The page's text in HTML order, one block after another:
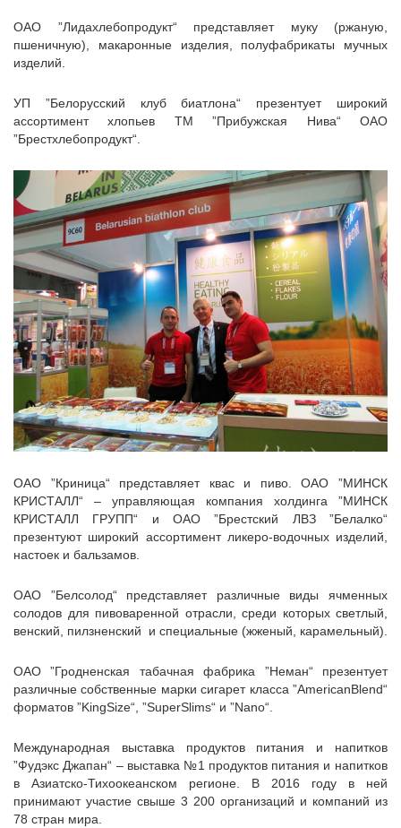
ОАО ”Лидахлебопродукт“ представляет муку (ржаную,
пшеничную), макаронные изделия, полуфабрикаты мучных
изделий.
УП ”Белорусский клуб биатлона“ презентует широкий
ассортимент хлопьев ТМ ”Прибужская Нива“ ОАО
”Брестхлебопродукт“.
ОАО ”Криница“ представляет квас и пиво.ОАО ”МИНСК
КРИСТАЛЛ“ – управляющая компания холдинга ”МИНСК
КРИСТАЛЛ ГРУПП“ и ОАО ”Брестский ЛВЗ ”Белалко“
презентуют широкий ассортимент ликеро-водочных изделий,
настоек и бальзамов.
ОАО ”Белсолод“ представляет различные виды ячменных
солодов для пивоваренной отрасли, среди которых светлый,
венский, пилзненский и специальные (жженый, карамельный).
ОАО ”Гродненская табачная фабрика ”Неман“ презентует
различные собственные марки сигарет класса ”AmericanBlend“
форматов ”KingSize“, ”SuperSlims“ и ”Nano“.
Международная выставка продуктов питания и напитков
”Фудэкс Джапан“ – выставка №1 продуктов питания и напитков
в Азиатско-Тихоокеанском регионе . В 2016 году в ней
принимают участие свыше 3 200 организаций и компаний из
78 стран мира.